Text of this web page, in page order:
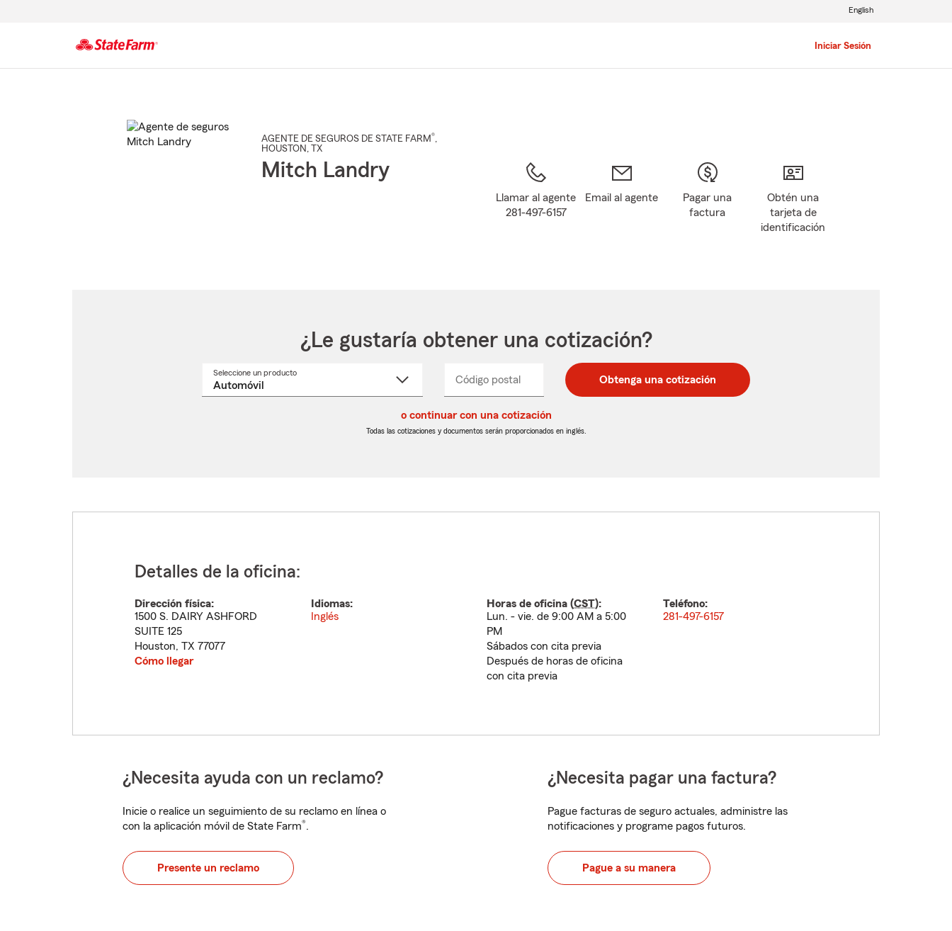
Iniciar Sesión
English
AGENTE DE SEGUROS DE STATE FARM®,
HOUSTON , TX
Mitch Landry
Llamar al agente
281-497-6157
Email al agente
Pagar una
factura
Obtén una
tarjeta de
identificación
¿Le gustaría obtener una cotización?
Seleccione un productoSeleccione
Código postal
postal
de
postal
de
_____ Obtenga una cotización
o continuar con una cotización
Todas las cotizaciones y documentos serán proporcionados en inglés.
Detalles de la oficina:
Dirección física:
1500 S. DAIRY ASHFORD
SUITE 125
Houston, TX 77077
Cómo llegar
Idiomas:
Inglés
Horas de oficina (CST):
Lun. - vie. de 9:00 AM a 5:00
PM
Sábados con cita previa
Después de horas de oficina
con cita previa
Teléfono:
281-497-6157
¿Necesita ayuda con un reclamo?
Inicie o realice un seguimiento de su reclamo en línea o
con la aplicación móvil de State Farm®.
Presente un reclamo
¿Necesita pagar una factura?
Pague facturas de seguro actuales, administre las
notificaciones y programe pagos futuros.
Pague a su manera